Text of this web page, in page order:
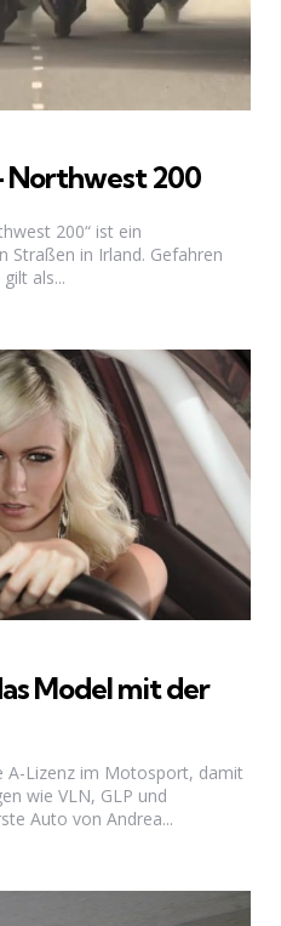
Northwest 200
200“ ist ein
Straßen in Irland. Gefahren
als...
Model mit der
A-Lizenz im Motosport, damit
wie VLN, GLP und
Auto von Andrea...